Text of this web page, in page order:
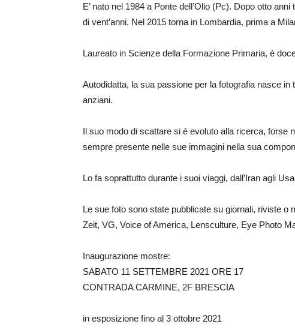
E’ nato nel 1984 a Ponte dell’Olio (Pc). Dopo otto
di vent’anni. Nel 2015 torna in Lombardia, prima a
Laureato in Scienze della Formazione Primaria, è
Autodidatta, la sua passione per la fotografia nasce
anziani.
Il suo modo di scattare si è evoluto alla ricerca, forse
sempre presente nelle sue immagini nella sua
Lo fa soprattutto durante i suoi viaggi, dall’Iran agli
Le sue foto sono state pubblicate su giornali, riviste
Zeit, VG, Voice of America, Lensculture, Eye Photo
Inaugurazione mostre:
SABATO 11 SETTEMBRE 2021 ORE 17
CONTRADA CARMINE, 2F BRESCIA
in esposizione fino al 3 ottobre 2021